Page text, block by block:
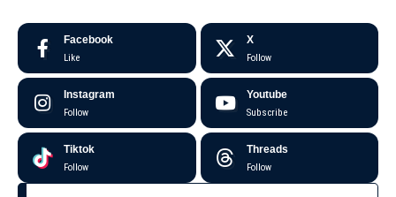
Facebook
Like
X
Follow
Instagram
Follow
Youtube
Subscribe
Tiktok
Follow
Threads
Follow